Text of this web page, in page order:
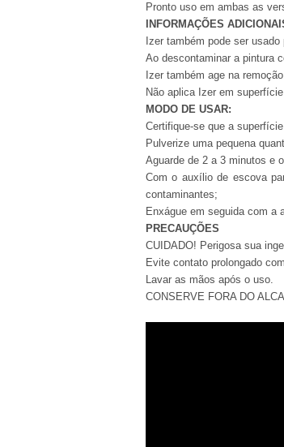
Pronto uso em ambas as
INFORMAÇÕES
Izer também pode ser
Ao descontaminar a pintura
Izer também age na
Não aplica Izer em
MODO DE USAR:
Certifique-se que a
Pulverize uma pequena
Aguarde de 2 a 3 minutos e
Com o auxílio de escova
contaminantes;
Enxágue em seguida com a
PRECAUÇÕES
CUIDADO! Perigosa sua
Evite contato prolongado
Lavar as mãos após o uso.
CONSERVE FORA DO